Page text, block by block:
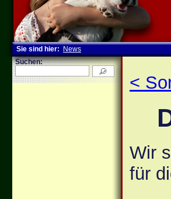
Sie sind hier:
News
Suchen:
<
Wir
für